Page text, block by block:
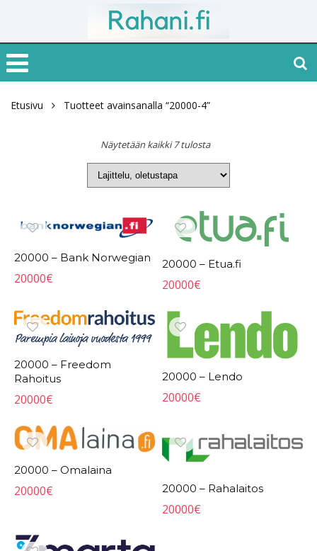
Etusivu Tuotteet avainsanalla “20000-4”
Näytetään kaikki 7 tulosta
20000 – Bank Norwegian
20000€
20000 – Etua.fi
20000€
20000 – Freedom
Rahoitus
20000€
20000 – Lendo
20000€
20000 – Omalaina
20000€ 20000 – Rahalaitos
20000€